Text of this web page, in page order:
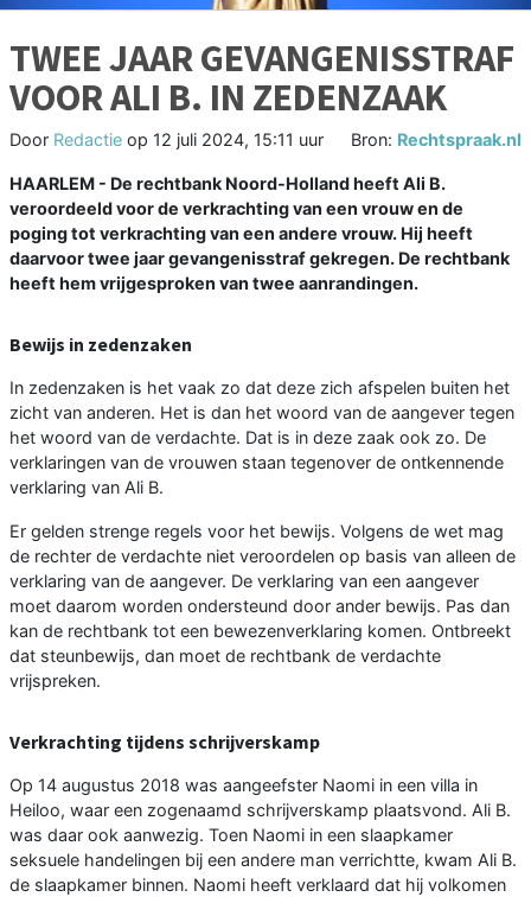
TWEE JAAR GEVANGENISSTRAF
VOOR ALI B. IN ZEDENZAAK
Door Redactie op 12 juli 2024, 15:11 uur Bron: Rechtspraak.nl
HAARLEM - De rechtbank Noord-Holland heeft Ali B.
veroordeeld voor de verkrachting van een vrouw en de
poging tot verkrachting van een andere vrouw. Hij heeft
daarvoor twee jaar gevangenisstraf gekregen. De rechtbank
heeft hem vrijgesproken van twee aanrandingen.
Bewijs in zedenzaken
In zedenzaken is het vaak zo dat deze zich afspelen buiten het
zicht van anderen. Het is dan het woord van de aangever tegen
het woord van de verdachte. Dat is in deze zaak ook zo. De
verklaringen van de vrouwen staan tegenover de ontkennende
verklaring van Ali B.
Er gelden strenge regels voor het bewijs. Volgens de wet mag
de rechter de verdachte niet veroordelen op basis van alleen de
verklaring van de aangever. De verklaring van een aangever
moet daarom worden ondersteund door ander bewijs. Pas dan
kan de rechtbank tot een bewezenverklaring komen. Ontbreekt
dat steunbewijs, dan moet de rechtbank de verdachte
vrijspreken.
Verkrachting tijdens schrijverskamp
Op 14 augustus 2018 was aangeefster Naomi in een villa in
Heiloo, waar een zogenaamd schrijverskamp plaatsvond. Ali B.
was daar ook aanwezig. Toen Naomi in een slaapkamer
seksuele handelingen bij een andere man verrichtte, kwam Ali B.
de slaapkamer binnen. Naomi heeft verklaard dat hij volkomen